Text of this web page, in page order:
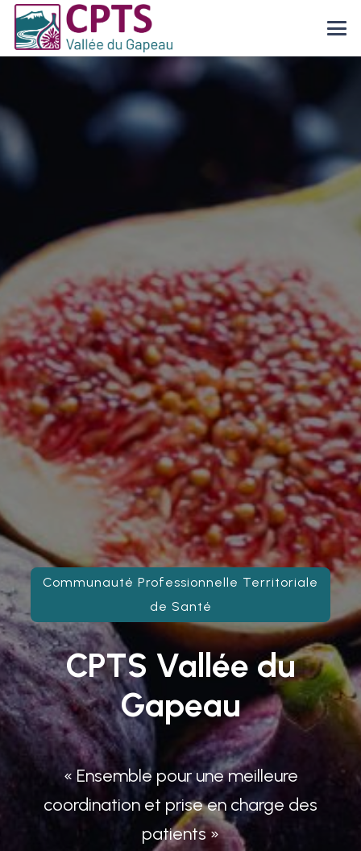
Communauté Professionnelle Territoriale
de Santé
CPTS Vallée du
Gapeau
« Ensemble pour une meilleure
coordination et prise en charge des
patients »